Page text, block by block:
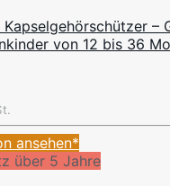
–
von 12 bis 36
ansehen*
über 5 Jahre